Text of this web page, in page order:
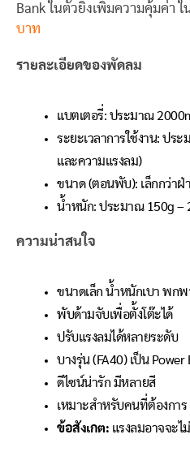
Bank ในตัวยิ่งเพิ่มความคุ้มค่า
บาท
รายละเอียดของพัดลม
แบตเตอรี่: ประมาณ
ระยะเวลาการใช้งาน: ปร
และความแรงลม)
ขนาด (ตอนพับ): เล็กกว่า
น้ำหนัก: ประมาณ 150g –
ความน่าสนใจ
ขนาดเล็ก น้ำหนักเบา พก
พับด้ามจับเพื่อตั้งโต๊ะได้
ปรับแรงลมได้หลายระดับ
บางรุ่น (FA40) เป็น Power
ดีไซน์น่ารัก มีหลายสี
เหมาะสำหรับคนที่ต้องการ
ข้อสังเกต: แรงลมอาจจะไ